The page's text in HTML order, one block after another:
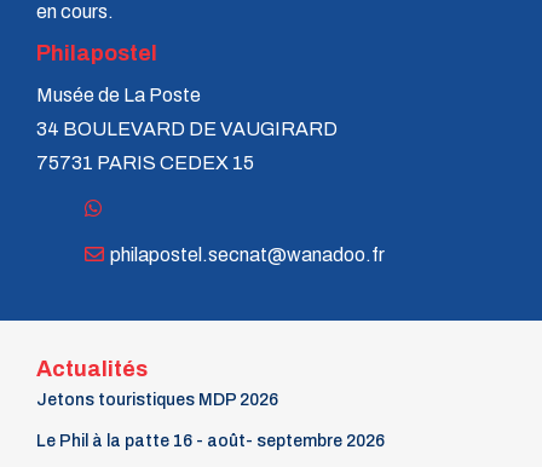
n° 66 - Janvier 1997
n° 65 - Octobre 1996
n° 63 - Avril 1996
n° 61 - Octobre 1995
n° 60 - Juillet 1995
n° 56 - Juillet 1994
n° 52 - Juillet 1993
n° 51 - Avril 1993
n° 50 - Janvier 1993
n° 49 - Octobre 1992
n° 48 - Juillet 1992
en cours.
Philapostel
Musée de La Poste
34 BOULEVARD DE VAUGIRARD
75731 PARIS CEDEX 15
philapostel.secnat@wanadoo.fr
Actualités
Jetons touristiques MDP 2026
Le Phil à la patte 16 - août- septembre 2026